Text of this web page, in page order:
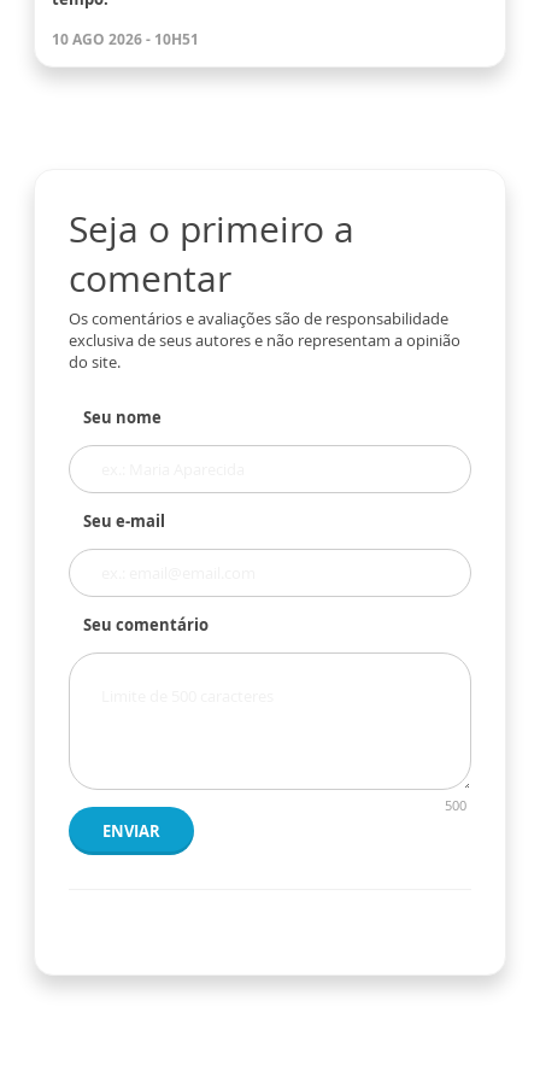
10 AGO 2026 - 10H51
Seja o primeiro a
comentar
Os comentários e avaliações são de responsabilidade
exclusiva de seus autores e não representam a opinião
do site.
Seu nome
Seu e-mail
Seu comentário
500
ENVIAR